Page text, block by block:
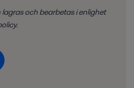
och bearbetas i enlighet
.